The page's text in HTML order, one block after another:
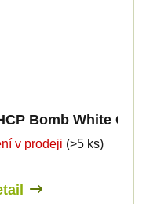
Bomb White
v prodeji (>5 ks)